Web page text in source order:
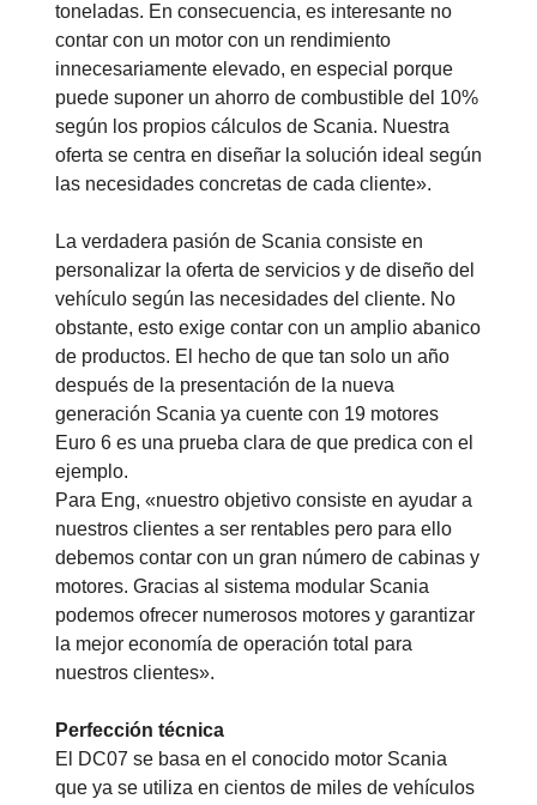
toneladas. En consecuencia, es interesante no
contar con un motor con un rendimiento
innecesariamente elevado, en especial porque
puede suponer un ahorro de combustible del 10%
según los propios cálculos de Scania. Nuestra
oferta se centra en diseñar la solución ideal según
las necesidades concretas de cada cliente».
La verdadera pasión de Scania consiste en
personalizar la oferta de servicios y de diseño del
vehículo según las necesidades del cliente. No
obstante, esto exige contar con un amplio abanico
de productos. El hecho de que tan solo un año
después de la presentación de la nueva
generación Scania ya cuente con 19 motores
Euro 6 es una prueba clara de que predica con el
ejemplo.
Para Eng, «nuestro objetivo consiste en ayudar a
nuestros clientes a ser rentables pero para ello
debemos contar con un gran número de cabinas y
motores. Gracias al sistema modular Scania
podemos ofrecer numerosos motores y garantizar
la mejor economía de operación total para
nuestros clientes».
Perfección técnica
El DC07 se basa en el conocido motor Scania
que ya se utiliza en cientos de miles de vehículos